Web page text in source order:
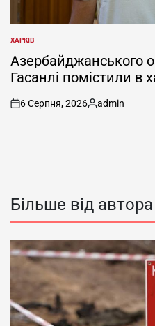
ОПУБЛІКУВАТИ
ХАРКІВ
Азербайджанського
Гасанлі помістили в
on
6 Серпня, 2026
Опубліковано
admin
Більше від автора